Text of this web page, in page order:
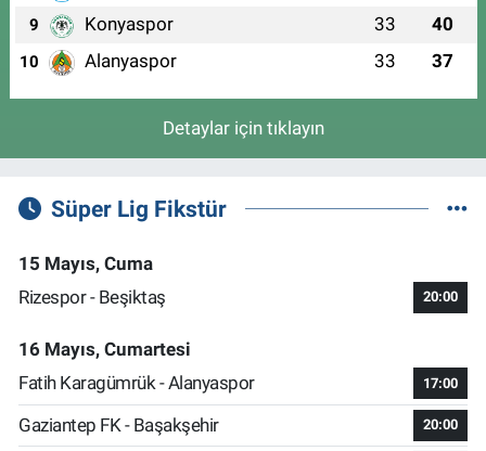
9 Konyaspor 33 40
10 Alanyaspor 33 37
Detaylar için tıklayın
Süper Lig Fikstür
15 Mayıs, Cuma
Rizespor - Beşiktaş
20:00
16 Mayıs, Cumartesi
Fatih Karagümrük - Alanyaspor
17:00
Gaziantep FK - Başakşehir 20:00